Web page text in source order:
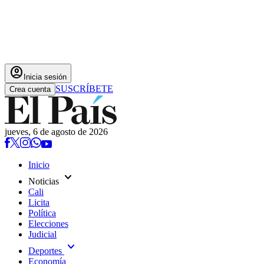
account_circle Inicia sesión
Crea cuenta SUSCRÍBETE
jueves, 6 de agosto de 2026
Inicio
Noticias expand_more
Cali
Licita
Política
Elecciones
Judicial
Deportes expand_more
Economía